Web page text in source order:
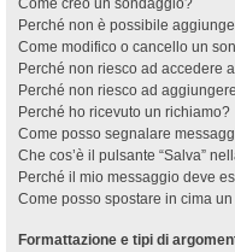
Come creo un sondaggio?
Perché non è possibile
Come modifico o cancello un
Perché non riesco ad accedere
Perché non riesco ad
Perché ho ricevuto un richiamo?
Come posso segnalare
Che cos’è il pulsante “Salva”
Perché il mio messaggio deve
Come posso spostare in cima
Formattazione e tipi di